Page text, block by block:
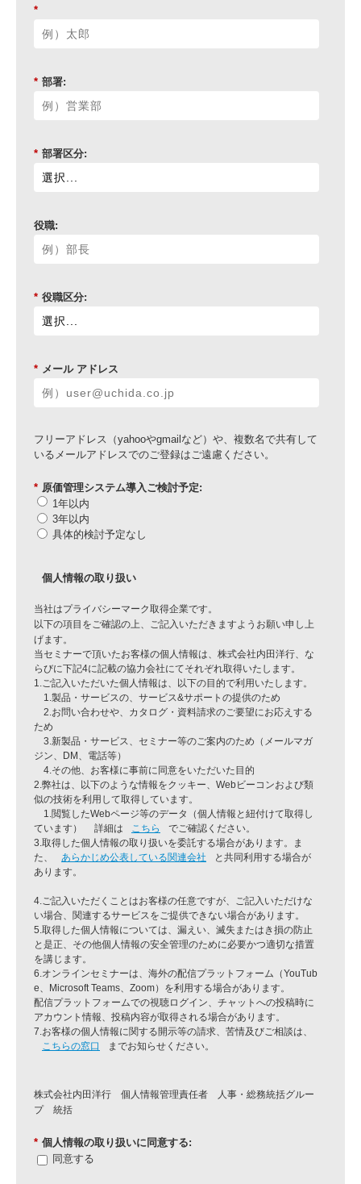
*
* 部署:
* 部署区分:
役職:
* 役職区分:
* メール アドレス
フリーアドレス（yahooやgmailなど）や、複数名で共有して
いるメールアドレスでのご登録はご遠慮ください。
* 原価管理システム導入ご検討予定:
1年以内
3年以内
具体的検討予定なし
個人情報の取り扱い
当社はプライバシーマーク取得企業です。
以下の項目をご確認の上、ご記入いただきますようお願い申し上
げます。
当セミナーで頂いたお客様の個人情報は、株式会社内田洋行、な
らびに下記4に記載の協力会社にてそれぞれ取得いたします。
1.ご記入いただいた個人情報は、以下の目的で利用いたします。
1.製品・サービスの、サービス&サポートの提供のため
2.お問い合わせや、カタログ・資料請求のご要望にお応えする
ため
3.新製品・サービス、セミナー等のご案内のため（メールマガ
ジン、DM、電話等）
4.その他、お客様に事前に同意をいただいた目的
2.弊社は、以下のような情報をクッキー、Webビーコンおよび類
似の技術を利用して取得しています。
1.閲覧したWebページ等のデータ（個人情報と紐付けて取得し
ています） 詳細は
こちら
でご確認ください。
3.取得した個人情報の取り扱いを委託する場合があります。ま
た、
あらかじめ公表している関連会社
と共同利用する場合が
あります。
4.ご記入いただくことはお客様の任意ですが、ご記入いただけな
い場合、関連するサービスをご提供できない場合があります。
5.取得した個人情報については、漏えい、滅失またはき損の防止
と是正、その他個人情報の安全管理のために必要かつ適切な措置
を講じます。
6.オンラインセミナーは、海外の配信プラットフォーム（YouTub
e、Microsoft Teams、Zoom）を利用する場合があります。
配信プラットフォームでの視聴ログイン、チャットへの投稿時に
アカウント情報、投稿内容が取得される場合があります。
7.お客様の個人情報に関する開示等の請求、苦情及びご相談は、
こちらの窓口
までお知らせください。
株式会社内田洋行 個人情報管理責任者 人事・総務統括グルー
プ 統括
* 個人情報の取り扱いに同意する:
同意する